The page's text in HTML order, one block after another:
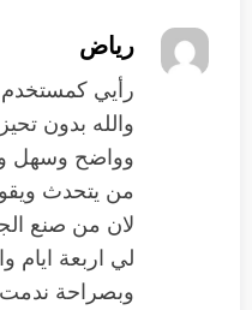
رياض
رأيي
والله بدون
وواضح وسهل
من يتحدث
لان من صنع
لي اربعة ايام
وبصراحة ندمت